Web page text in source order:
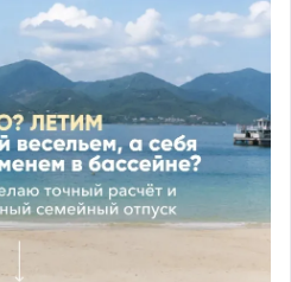
человек
₽* за 2-х человек
₽* за 2-х человек
включен в
Актуальные цены и
📲📝